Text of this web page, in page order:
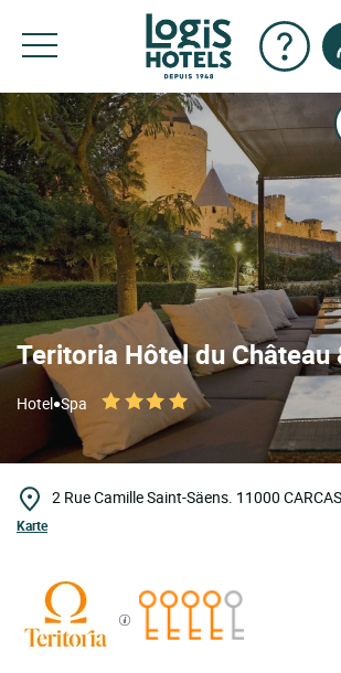
Teritoria Hôtel du Château
Hotel•Spa
2 Rue Camille Saint-Säens. 11000
Karte